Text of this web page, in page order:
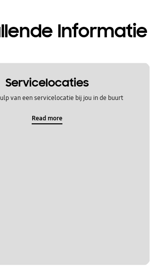
Informatie
Servicelocaties
van een servicelocatie bij jou in de buurt
Read more